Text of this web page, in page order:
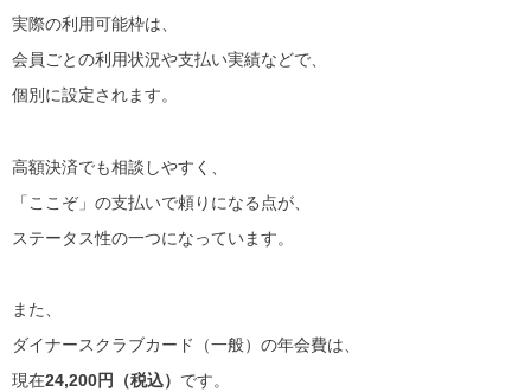
実際の利用可能枠は、
会員ごとの利用状況や支払い実績などで、
個別に設定されます。
高額決済でも相談しやすく、
「ここぞ」の支払いで頼りになる点が、
ステータス性の一つになっています。
また、
ダイナースクラブカード（一般）の年会費は、
現在24,200円（税込） です。